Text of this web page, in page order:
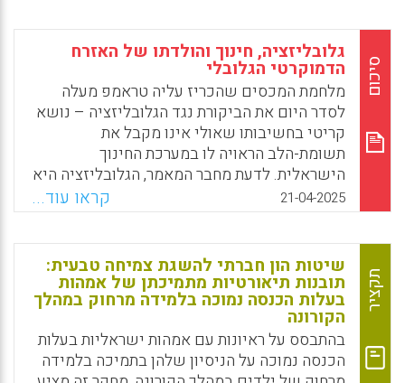
WhatsApp
Facebook
Email
X
סיכום
גלובליזציה, חינוך והולדתו של האזרח
הדמוקרטי הגלובלי
מלחמת המכסים שהכריז עליה טראמפ מעלה
לסדר היום את הביקורת נגד הגלובליזציה – נושא
קריטי בחשיבותו שאולי אינו מקבל את
תשומת-הלב הראויה לו במערכת החינוך
הישראלית. לדעת מחבר המאמר, הגלובליזציה היא
בלתי נמנעת. עם זאת, לדבריו, האתגר שמציב
המערך החברתי-כלכלי והפוליטי הזה הוא שהוא
נראה כיוצר פערים של שגשוג בין הצפון הגלובלי
(GN) לדרום הגלובלי (GS), ובכך הוא משמר את
הטענות נגד הלגיטימיות שלו כמערכת כלכלית
עולמית הוגנת ומאוזנת. מאמר זה מתייחס לכמה מן
הטיעונים הסובבים את הגלובליזציה, ובפרט
חושף חלק מן האתגרים שמעמידה הגלובליזציה,
ובמיוחד בכל הנוגע ליצירת אזרחים עולמיים
21-04-2025 קראו עוד...
תקציר
שיטות הון חברתי להשגת צמיחה טבעית:
תובנות תיאורטיות מתמיכתן של אמהות
בעלות הכנסה נמוכה בלמידה מרחוק במהלך
הקורונה
בהתבסס על ראיונות עם אמהות ישראליות בעלות
הכנסה נמוכה על הניסיון שלהן בתמיכה בלמידה